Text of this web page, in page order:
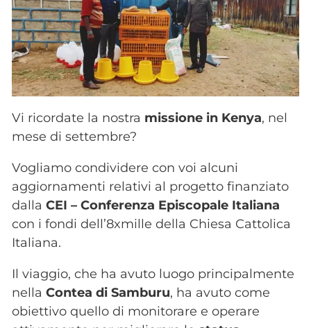
Vi ricordate la nostra missione in Kenya, nel
mese di settembre?
Vogliamo condividere con voi alcuni
aggiornamenti relativi al progetto finanziato
dallaCEI – Conferenza Episcopale Italiana
con i fondi dell’8xmille della Chiesa Cattolica
Italiana.
Il viaggio, che ha avuto luogo principalmente
nellaContea di Samburu, ha avuto come
obiettivo quello di monitorare e operare